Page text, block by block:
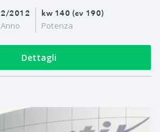
2/2012
Anno
kw 140 (cv 190)
Potenza
Dettagli